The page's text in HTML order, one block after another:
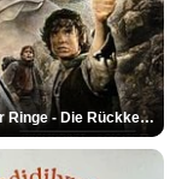
Der Herr der Ringe - Die Rückkehr des Königs Trailer OV